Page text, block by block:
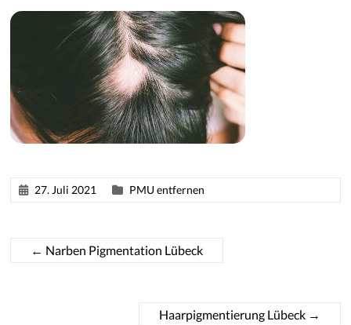
27. Juli 2021 PMU entfernen
← Narben Pigmentation Lübeck
Haarpigmentierung Lübeck →